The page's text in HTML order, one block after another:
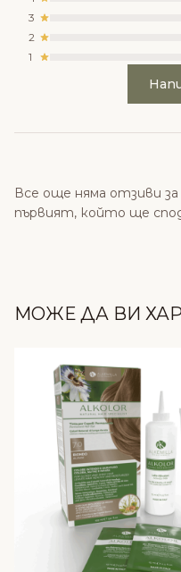
3
2
1
Все още няма отзиви
първият, който ще
МОЖЕ ДА ВИ